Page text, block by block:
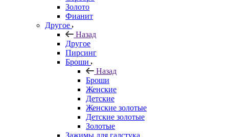
Золото
Фианит
Другое
Назад
Другое
Пирсинг
Броши
Назад
Броши
Женские
Детские
Женские золотые
Детские золотые
Золотые
Зажимы для галстука